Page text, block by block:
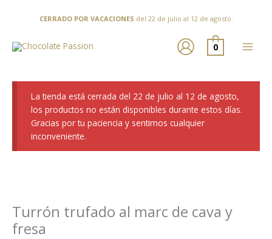
CERRADO POR VACACIONES del 22 de julio al 12 de agosto.
0
La tienda está cerrada del 22 de julio al 12 de agosto,
los productos no están disponibles durante estos días.
Gracias por tu paciencia y sentimos cualquier
inconveniente.
Turrón trufado al marc de cava y
fresa